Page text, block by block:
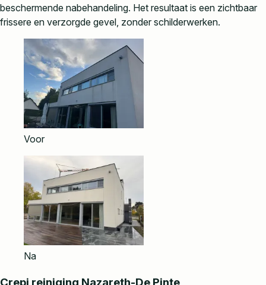
beschermende nabehandeling. Het resultaat is een zichtbaar
frissere en verzorgde gevel, zonder schilderwerken.
Voor
Na
Crepi reiniging Nazareth-De Pinte